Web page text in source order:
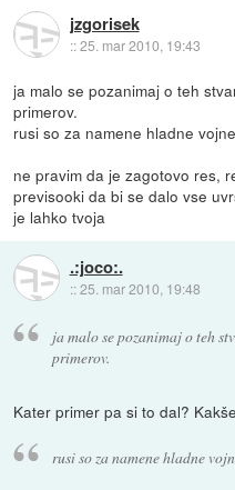
jzgorisek
::25. mar 2010, 19:43
ja malo se pozanimaj o teh
primerov.
rusi so za namene hladne
ne pravim da je zagotovo res,
previsooki da bi se dalo vse
je lahko tvoja
.:joco:.
::25. mar 2010, 19:48
ja malo se pozanimaj o teh
primerov.
Kater primer pa si to dal?
rusi so za namene hladne